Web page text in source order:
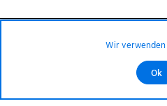
©2026
Wir verwenden
Ok